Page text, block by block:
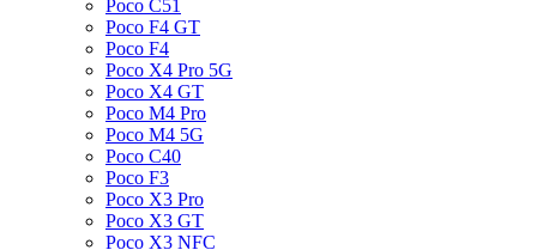
Poco C51
Poco F4 GT
Poco F4
Poco X4 Pro 5G
Poco X4 GT
Poco M4 Pro
Poco M4 5G
Poco C40
Poco F3
Poco X3 Pro
Poco X3 GT
Poco X3 NFC